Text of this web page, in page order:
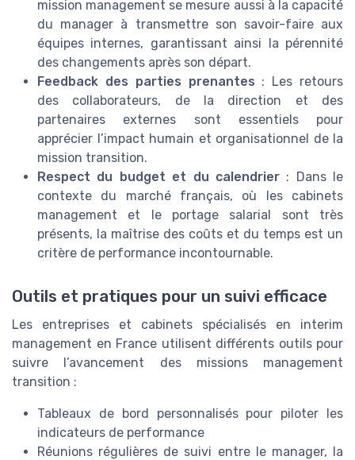
mission management se mesure aussi à la capacité
du manager à transmettre son savoir-faire aux
équipes internes, garantissant ainsi la pérennité
des changements après son départ.
Feedback des parties prenantes : Les retours
des collaborateurs, de la direction et des
partenaires externes sont essentiels pour
apprécier l’impact humain et organisationnel de la
mission transition.
Respect du budget et du calendrier: Dans le
contexte du marché français, où les cabinets
management et le portage salarial sont très
présents, la maîtrise des coûts et du temps est un
critère de performance incontournable.
Outils et pratiques pour un suivi efficace
Les entreprises et cabinets spécialisés en interim
management en France utilisent différents outils pour
suivre l’avancement des missions management
transition :
Tableaux de bord personnalisés pour piloter les
indicateurs de performance
Réunions régulières de suivi entre le manager, la